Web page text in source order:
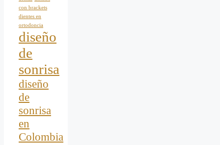
con brackets
dientes en
ortodoncia
diseño
de
sonrisa
diseño
de
sonrisa
en
Colombia